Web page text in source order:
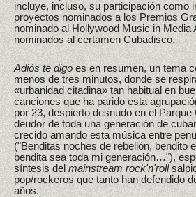
incluye, incluso, su participación como
proyectos nominados a los Premios
nominado al Hollywood Music in Media
nominados al certamen Cubadisco.
Adiós te digoes en resumen, un tema
menos de tres minutos, donde se
«urbanidad citadina» tan habitual en
canciones que ha parido esta
por 23, despierto desnudo en el
deudor de toda una generación de
crecido amando esta música entre
("Benditas noches de rebelión, bendito
bendita sea toda mi generación…"),
síntesis delmainstream rock'n'roll
pop/rockeros que tanto han defendido
años.